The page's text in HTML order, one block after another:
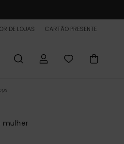
DE LOJAS CARTÃO PRESENTE
mulher